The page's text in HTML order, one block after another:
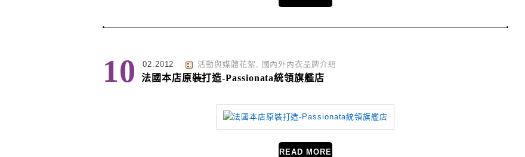
10 02.2012 活動與媒體花絮 , 國內外內衣品牌介紹
法國本店原裝打造-Passionata統領旗艦店
READ MORE